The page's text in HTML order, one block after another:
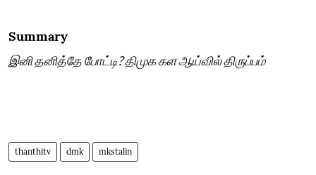
Summary
இனி தனித்தே போட்டி? திமுக கள ஆய்வில் திருப்பம்
thanthitv dmk mkstalin